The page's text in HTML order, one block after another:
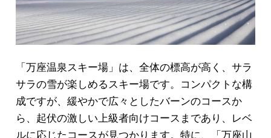
「万座温泉スキー場」は、全体の標高が高く、サラ
サラの雪が楽しめるスキー場です。コンパクトな構
成ですが、緩やかで広々としたバーンのコースか
ら、起伏の激しい上級者向けコースまであり、レベ
ルに応じたコースが見つかります。特に、「万座山